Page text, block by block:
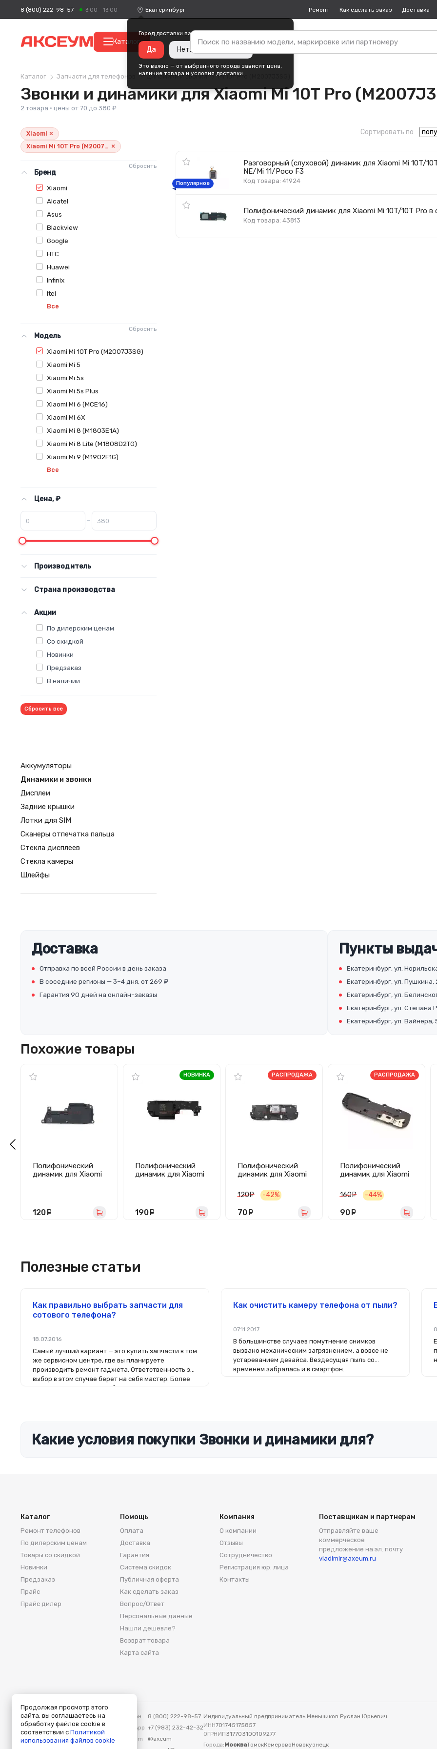
8 (800) 222-98-57 3:00 - 13:00 Екатеринбург
Город доставки ваших покупок —
Да Нет, изменить город
Это важно — от выбранного города зависит цена,
наличие товара и условия доставки
Ремонт Как сделать заказ Доставка
Каталог
Каталог Запчасти для телефонов Динамики и звонки Mi 10T Pro (M2007J3SG)
Звонки и динамики для Xiaomi Mi 10T Pro
2 товара · цены от 70 до 380 ₽
Xiaomi ×
Xiaomi Mi 10T Pro (M2007J3SG) ×
Сбросить
Бренд
Xiaomi
Alcatel
Asus
Blackview
Google
HTC
Huawei
Infinix
Itel
Все
Сбросить
Модель
Xiaomi Mi 10T Pro (M2007J3SG)
Xiaomi Mi 5
Xiaomi Mi 5s
Xiaomi Mi 5s Plus
Xiaomi Mi 6 (MCE16)
Xiaomi Mi 6X
Xiaomi Mi 8 (M1803E1A)
Xiaomi Mi 8 Lite (M1808D2TG)
Xiaomi Mi 9 (M1902F1G)
Все
Цена, ₽
–
Производитель
Страна производства
Акции
По дилерским ценам
Со скидкой
Новинки
Предзаказ
В наличии
Сбросить все
Аккумуляторы
Динамики и звонки
Дисплеи
Задние крышки
Лотки для SIM
Сканеры отпечатка пальца
Стекла дисплеев
Стекла камеры
Шлейфы
Сортировать по
Разговорный (слуховой) динамик для Xiaomi Mi 10T/
NE/Mi 11/Poco F3
Код товара: 41924
Популярное
Полифонический динамик для Xiaomi Mi 10T/10T Pro в
Код товара: 43813
Доставка
Отправка по всей России в день заказа
В соседние регионы — 3–4 дня, от 269 ₽
Гарантия 90 дней на онлайн-заказы
Пункты
Екатеринбург, ул.
Екатеринбург, ул. Пушкина,
Екатеринбург, ул.
Екатеринбург, ул. Степана
Екатеринбург, ул. Вайнера,
Похожие товары
Полифонический
динамик для Xiaomi
120
Полифонический
динамик для Xiaomi
НОВИНКА
190
Полифонический
динамик для Xiaomi
РАСПРОДАЖА
120 руб.
-42%
70
Полифонический
динамик для Xiaomi
РАСПРОДАЖА
160 руб.
-44%
90
Полезные статьи
Как правильно выбрать запчасти для
сотового телефона?
18.07.2016
Самый лучший вариант — это купить запчасти в том
же сервисном центре, где вы планируете
производить ремонт гаджета. Ответственность за
выбор в этом случае берет на себя мастер. Более
того, на комплектующие будет распространяться
сориентироваться в разъемах, элементах
крепления, электрических параметрах и прочих
Как очистить камеру телефона от пыли?
07.11.2017
В большинстве случаев помутнение снимков
вызвано механическим загрязнением, а вовсе не
устареванием девайса. Вездесущая пыль со
временем забралась и в смартфон.
Какие условия покупки Звонки и динамики для?
Каталог
Ремонт телефонов
По дилерским ценам
Товары со скидкой
Новинки
Предзаказ
Прайс
Прайс дилер
Помощь
Оплата
Доставка
Гарантия
Система скидок
Публичная оферта
Как сделать заказ
Вопрос/Ответ
Персональные данные
Нашли дешевле?
Возврат товара
Карта сайта
Компания
О компании
Отзывы
Сотрудничество
Регистрация юр. лица
Контакты
Поставщикам и партнерам
Отправляйте ваше
коммерческое
предложение на эл. почту
vladimir@axeum.ru
Аксеум — Москва
115419, Москва, ул. Вавилова, д. 3
Телефон
8 (800) 222-98-57
WhatsApp +7 (983) 232-42-32
Telegram
@axeum
Индивидуальный предприниматель Меньшиков Руслан Юрьевич
ИНН701745175857
ОГРНИП317703100109277
Города:МоскваТомскКемеровоНовокузнецк
Продолжая просмотр этого
сайта, вы соглашаетесь на
обработку файлов cookie в
соответствии сПолитикой
использования файлов cookie